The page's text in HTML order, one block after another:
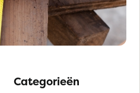
Categorieën